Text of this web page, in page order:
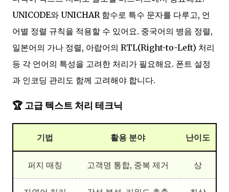
UNICODE와 UNICHAR 함수로 특수 문자를 다루고, 언
어별 정렬 규칙을 적용할 수 있어요. 중국어의 병음 정렬,
일본어의 가나 정렬, 아랍어의 RTL(Right-to-Left) 처리
등 각 언어의 특성을 고려한 처리가 필요해요. 폰트 설정
과 인코딩 관리도 함께 고려해야 합니다.
🏆 고급 텍스트 처리 테크닉
기법 활용 분야 난이도
퍼지 매칭 고객명 통합, 중복 제거 상